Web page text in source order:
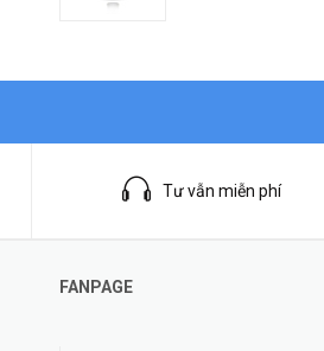
Tư vẫn miễn phí
FANPAGE